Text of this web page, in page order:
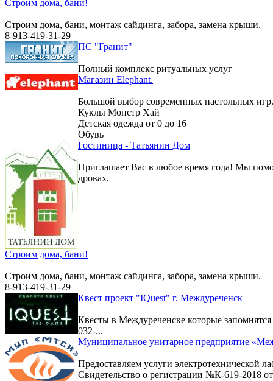
Строим дома, бани!
Строим дома, бани, монтаж сайдинга, забора, замена крыши.
8-913-419-31-29
ПС "Гранит"
Полный комплекс ритуальных услуг
Магазин Elephant.
Большой выбор современных настольных игр.
Куклы Монстр Хай
Детская одежда от 0 до 16
Обувь
Гостиница - Татьянин Дом
Приглашает Вас в любое время года! Мы
дровах.
Строим дома, бани!
Строим дома, бани, монтаж сайдинга, забора, замена крыши.
8-913-419-31-29
Квест проект "IQuest" г. Междуреченск
Квесты в Междуреченске которые
032-...
Муниципальное унитарное предприятие
Предоставляем услуги электротехнической
Свидетельство о регистрации №К-619-2018 от